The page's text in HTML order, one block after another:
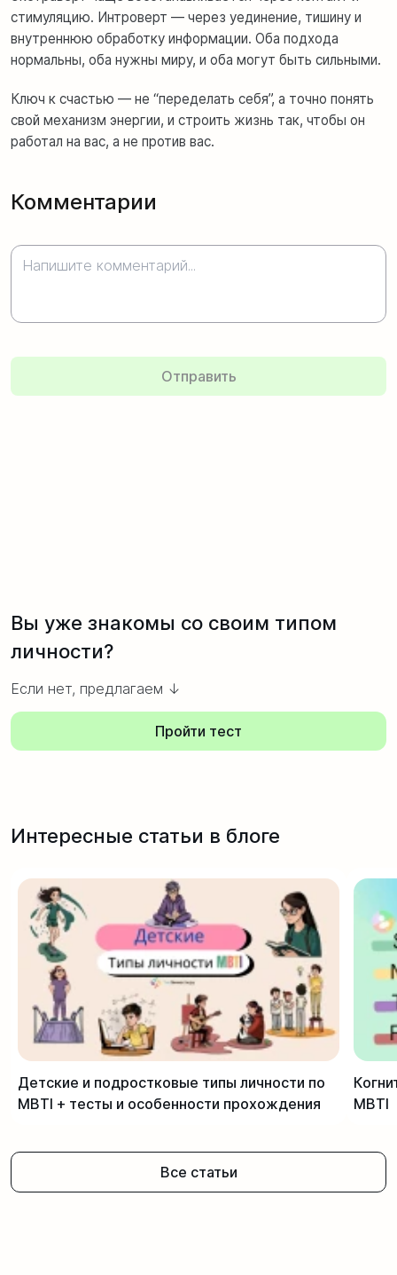
стимуляцию. Интроверт — через уединение, тишину и
внутреннюю обработку информации. Оба подхода
нормальны, оба нужны миру, и оба могут быть сильными.
Ключ к счастью — не “переделать себя”, а точно понять
свой механизм энергии, и строить жизнь так, чтобы он
работал на вас, а не против вас.
Комментарии
Отправить
Вы уже знакомы со своим типом
личности?
Если нет, предлагаем ↓
Пройти тест
Интересные статьи в блоге
Детские и подростковые типы личности по
MBTI + тесты и особенности прохождения
MBTI
Все статьи